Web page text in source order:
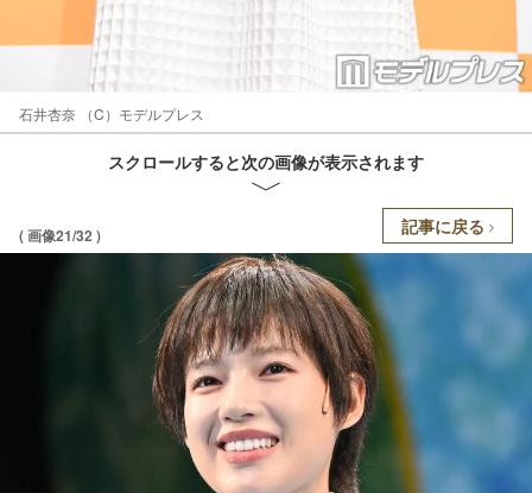
石井杏奈 （C）モデルプレス
スクロールすると次の画像が表示されます
( 画像21/32 ) 記事に戻る